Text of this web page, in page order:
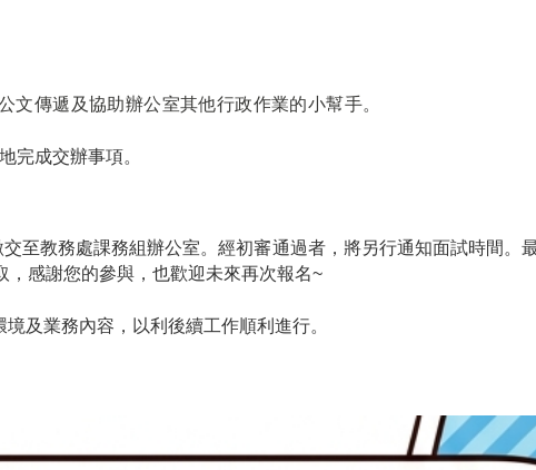
文傳遞及協助辦公室其他行政作業的小幫手。
完成交辦事項。
至教務處課務組辦公室。經初審通過者，將另行通知面試時間。
感謝您的參與，也歡迎未來再次報名~
及業務內容，以利後續工作順利進行。